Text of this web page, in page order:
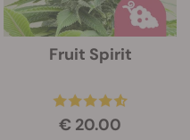
Fruit Spirit
€ 20.00